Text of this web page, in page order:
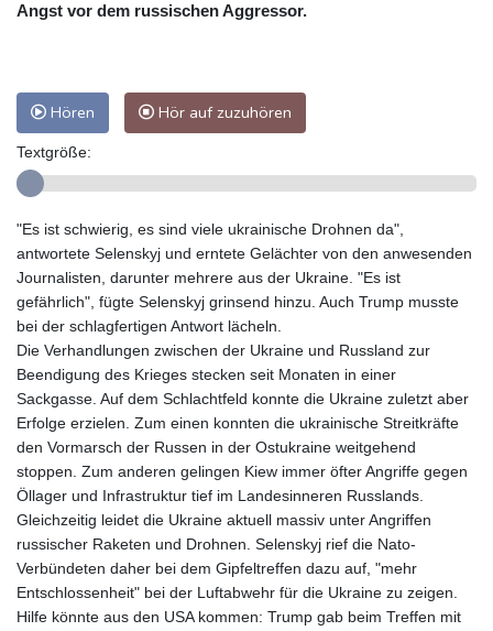
Angst vor dem russischen Aggressor.
Hören Hör auf zuzuhören
Textgröße:
"Es ist schwierig, es sind viele ukrainische Drohnen da",
antwortete Selenskyj und erntete Gelächter von den anwesenden
Journalisten, darunter mehrere aus der Ukraine. "Es ist
gefährlich", fügte Selenskyj grinsend hinzu. Auch Trump musste
bei der schlagfertigen Antwort lächeln.
Die Verhandlungen zwischen der Ukraine und Russland zur
Beendigung des Krieges stecken seit Monaten in einer
Sackgasse. Auf dem Schlachtfeld konnte die Ukraine zuletzt aber
Erfolge erzielen. Zum einen konnten die ukrainische Streitkräfte
den Vormarsch der Russen in der Ostukraine weitgehend
stoppen. Zum anderen gelingen Kiew immer öfter Angriffe gegen
Öllager und Infrastruktur tief im Landesinneren Russlands.
Gleichzeitig leidet die Ukraine aktuell massiv unter Angriffen
russischer Raketen und Drohnen. Selenskyj rief die Nato-
Verbündeten daher bei dem Gipfeltreffen dazu auf, "mehr
Entschlossenheit" bei der Luftabwehr für die Ukraine zu zeigen.
Hilfe könnte aus den USA kommen: Trump gab beim Treffen mit